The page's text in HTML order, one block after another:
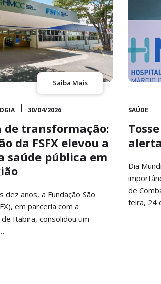
Saiba Mais
30/04/2026
de transformação:
da FSFX elevou a
saúde pública em
dez anos, a Fundação São
em parceria com a
Itabira, consolidou um
SAÚDE
alerta
Dia
de
feira, 24